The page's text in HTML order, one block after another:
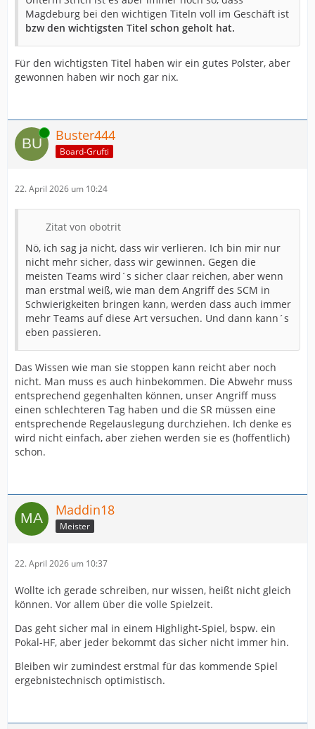
Magdeburg bei den wichtigen Titeln voll im Geschäft ist
bzw den wichtigsten Titel schon geholt hat.
Für den wichtigsten Titel haben wir ein gutes Polster, aber
gewonnen haben wir noch gar nix.
Online Buster444
Board-Grufti
22. April 2026 um 10:24
Zitat von obotrit
Nö, ich sag ja nicht, dass wir verlieren. Ich bin mir nur
nicht mehr sicher, dass wir gewinnen. Gegen die
meisten Teams wird´s sicher claar reichen, aber wenn
man erstmal weiß, wie man dem Angriff des SCM in
Schwierigkeiten bringen kann, werden dass auch immer
mehr Teams auf diese Art versuchen. Und dann kann´s
eben passieren.
Das Wissen wie man sie stoppen kann reicht aber noch
nicht. Man muss es auch hinbekommen. Die Abwehr muss
entsprechend gegenhalten können, unser Angriff muss
einen schlechteren Tag haben und die SR müssen eine
entsprechende Regelauslegung durchziehen. Ich denke es
wird nicht einfach, aber ziehen werden sie es (hoffentlich)
schon.
Maddin18
Meister
22. April 2026 um 10:37
Wollte ich gerade schreiben, nur wissen, heißt nicht gleich
können. Vor allem über die volle Spielzeit.
Das geht sicher mal in einem Highlight-Spiel, bspw. ein
Pokal-HF, aber jeder bekommt das sicher nicht immer hin.
Bleiben wir zumindest erstmal für das kommende Spiel
ergebnistechnisch optimistisch.